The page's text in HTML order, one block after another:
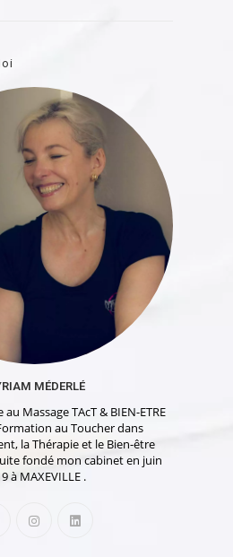
MÉDERLÉ
Massage TAcT & BIEN-ETRE
au Toucher dans
la Thérapie et le Bien-être
fondé mon cabinet en juin
à MAXEVILLE .